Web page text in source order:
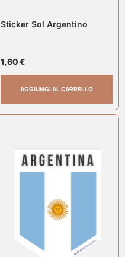
Sticker Sol Argentino
1,60€
AGGIUNGI AL CARRELLO